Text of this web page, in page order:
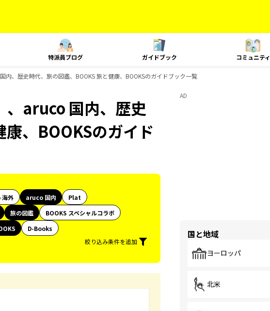
特派員ブログ ガイドブック コミュニティ
内、歴史時代、旅の図鑑、BOOKS 旅と健康、BOOKSのガイドブック一覧
、aruco 国内、歴史
、BOOKSのガイド
外 aruco 国内
Plat
旅の図鑑
BOOKS スペシャルコラボ
D-Books
絞り込み条件を追加
AD
国と地域
ヨーロッパ
北米